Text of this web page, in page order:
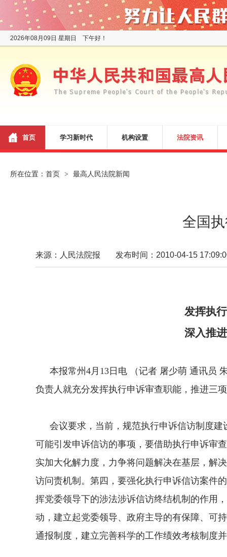
2026年08月09日 星期日 下午好！
首页 学习新时代 机构设置 法院资讯
所在位置： 首页 > 最高人民法院新闻
全国
来源：人民法院报 发布时间：2010-04-15
发挥执行申诉审
深入推进三项重
本报常州4月13日电 （记者 屠少萌 通讯员
负责人就充分发挥执行申诉审查职能，推进三
会议要求，当前，规范执行申诉信访制度建
可能引发申诉信访的事项，要借助执行申诉审
实加大化解力度，力争将问题解决在基层，解
访问责机制。第四，要强化执行申诉信访案件
挥党委领导下的涉法涉诉信访终结机制的作用
动，建立起党委领导、政府主导的有保障、可
通报制度，建立完善科学的工作绩效考核制度